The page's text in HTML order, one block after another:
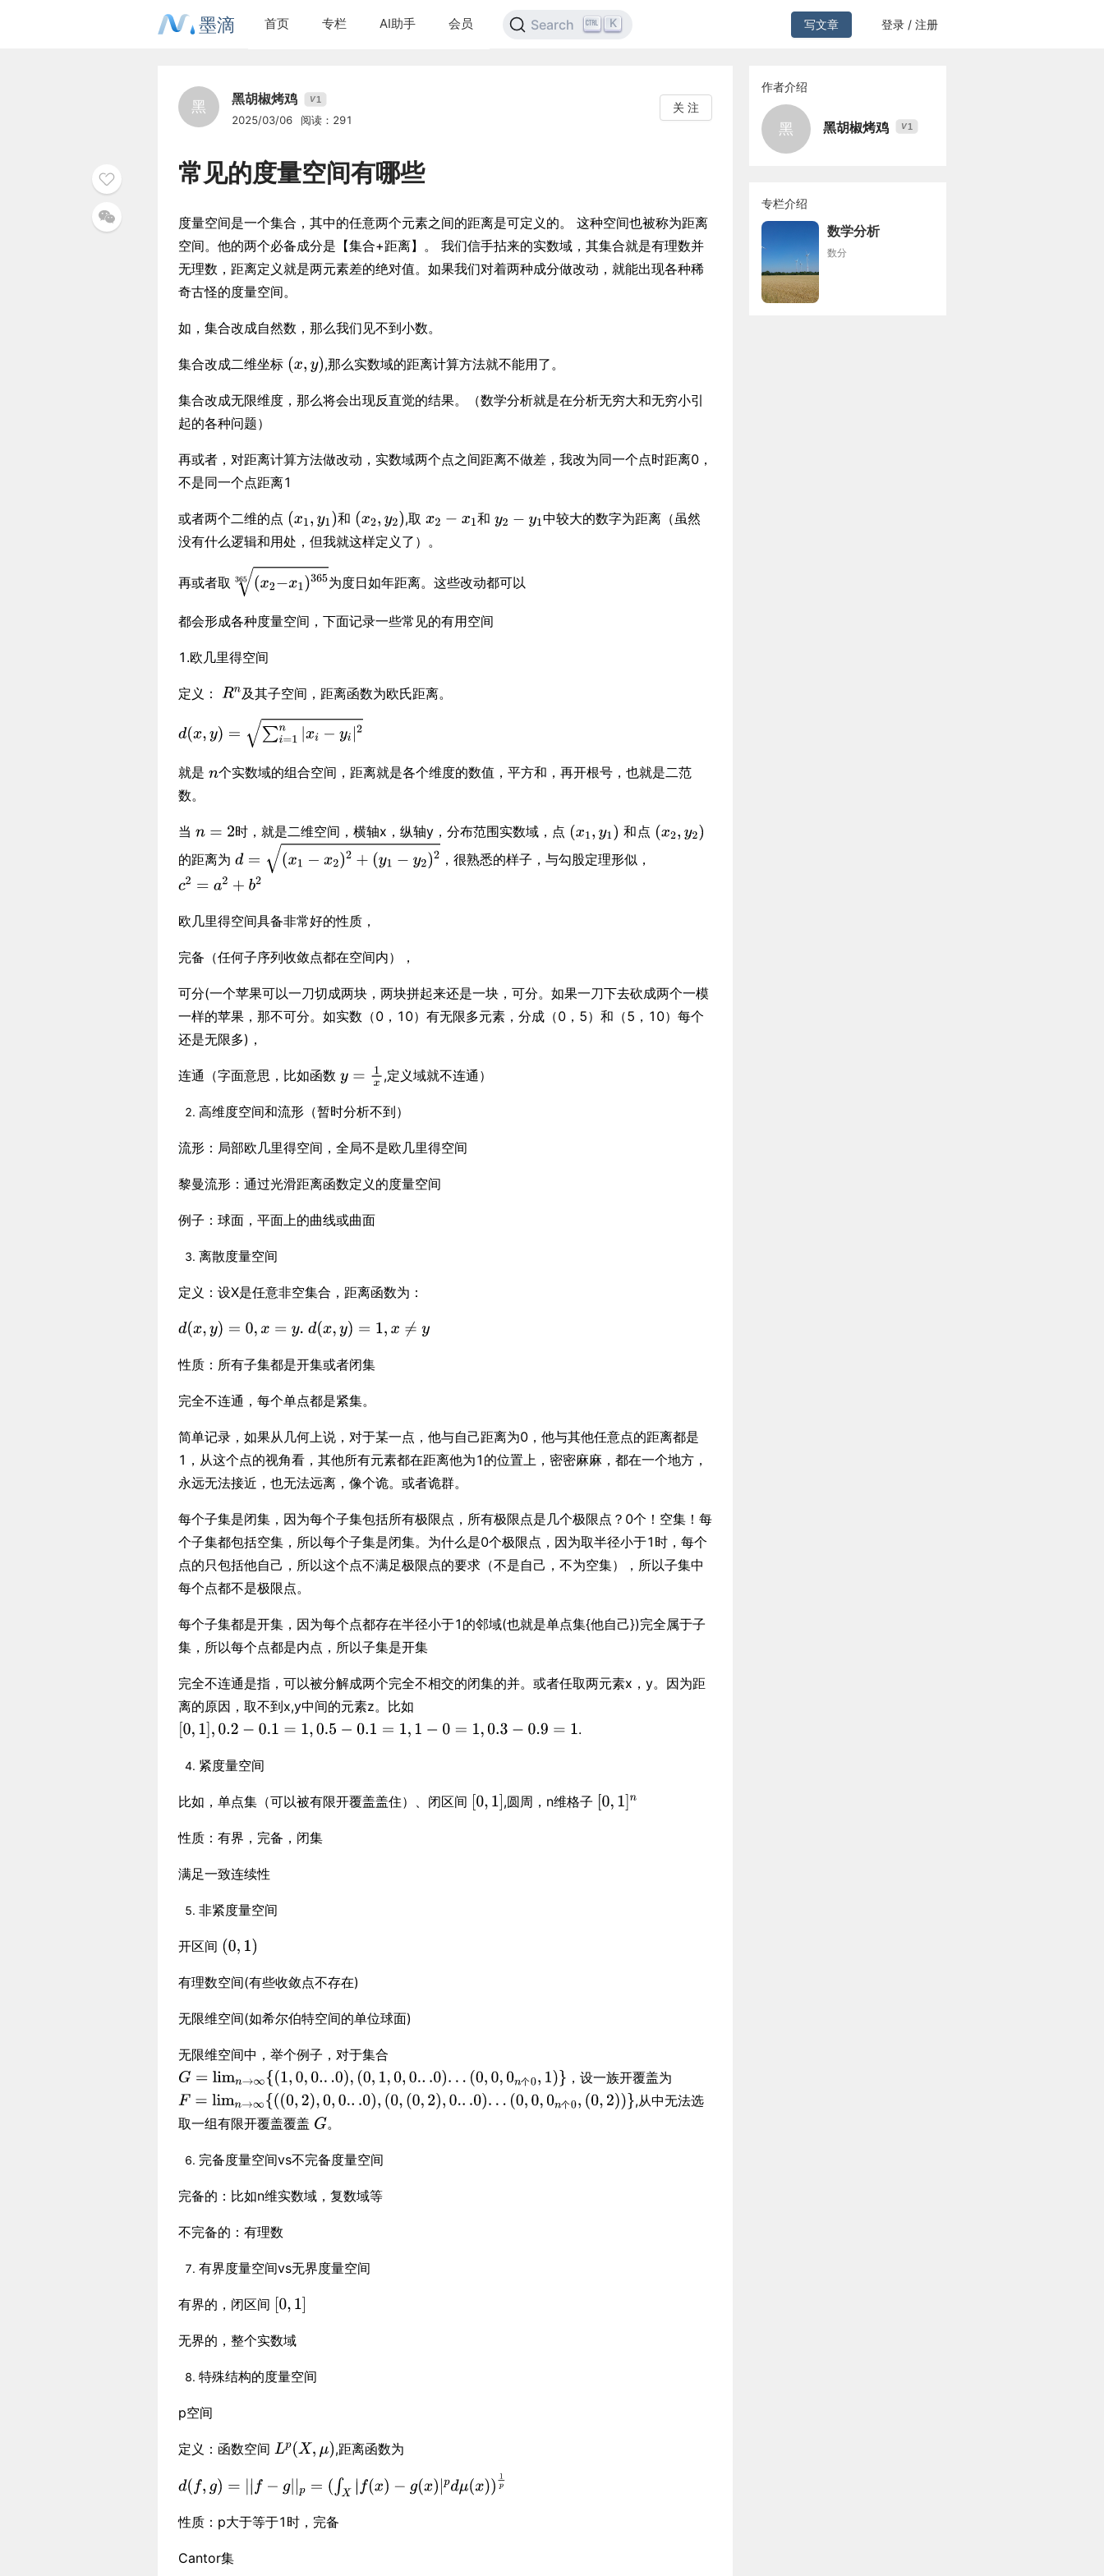
墨滴 首页 专栏 AI助手 会员 Search K 写文章 登录 / 注册
黑 黑胡椒烤鸡 V1
2025/03/06 阅读：291
关 注
常见的度量空间有哪些
度量空间是一个集合，其中的任意两个元素之间的距离是可定义的。 这种空间也被称为距离
空间。他的两个必备成分是【集合+距离】。 我们信手拈来的实数域，其集合就是有理数并
无理数，距离定义就是两元素差的绝对值。如果我们对着两种成分做改动，就能出现各种稀
奇古怪的度量空间。
如，集合改成自然数，那么我们见不到小数。
集合改成二维坐标 ,那么实数域的距离计算方法就不能用了。
集合改成无限维度，那么将会出现反直觉的结果。（数学分析就是在分析无穷大和无穷小引
起的各种问题）
再或者，对距离计算方法做改动，实数域两个点之间距离不做差，我改为同一个点时距离0，
不是同一个点距离1
或者两个二维的点 和 ,取 和
中较大的数字为距离（虽然
没有什么逻辑和用处，但我就这样定义了）。
再或者取 为度日如年距离。这些改动都可以
都会形成各种度量空间，下面记录一些常见的有用空间
1.欧几里得空间
定义： 及其子空间，距离函数为欧氏距离。
就是
个实数域的组合空间，距离就是各个维度的数值，平方和，再开根号，也就是二范
数。
当 时，就是二维空间，横轴x，纵轴y，分布范围实数域，点 和 点
的距离为 ，很熟悉的样子，与勾股定理形似，
欧几里得空间具备非常好的性质，
完备（任何子序列收敛点都在空间内），
可分(一个苹果可以一刀切成两块，两块拼起来还是一块，可分。如果一刀下去砍成两个一模
一样的苹果，那不可分。如实数（0，10）有无限多元素，分成（0，5）和（5，10）每个
还是无限多)，
连通（字面意思，比如函数 ,定义域就不连通）
高维度空间和流形（暂时分析不到）
流形：局部欧几里得空间，全局不是欧几里得空间
黎曼流形：通过光滑距离函数定义的度量空间
例子：球面，平面上的曲线或曲面
离散度量空间
定义：设X是任意非空集合，距离函数为：
性质：所有子集都是开集或者闭集
完全不连通，每个单点都是紧集。
简单记录，如果从几何上说，对于某一点，他与自己距离为0，他与其他任意点的距离都是
1，从这个点的视角看，其他所有元素都在距离他为1的位置上，密密麻麻，都在一个地方，
永远无法接近，也无法远离，像个诡。或者诡群。
每个子集是闭集，因为每个子集包括所有极限点，所有极限点是几个极限点？0个！空集！每
个子集都包括空集，所以每个子集是闭集。为什么是0个极限点，因为取半径小于1时，每个
点的只包括他自己，所以这个点不满足极限点的要求（不是自己，不为空集），所以子集中
每个点都不是极限点。
每个子集都是开集，因为每个点都存在半径小于1的邻域(也就是单点集{他自己})完全属于子
集，所以每个点都是内点，所以子集是开集
完全不连通是指，可以被分解成两个完全不相交的闭集的并。或者任取两元素x，y。因为距
离的原因，取不到x,y中间的元素z。比如
.
紧度量空间
比如，单点集（可以被有限开覆盖盖住）、闭区间 ,圆周，n维格子
性质：有界，完备，闭集
满足一致连续性
非紧度量空间
开区间
有理数空间(有些收敛点不存在)
无限维空间(如希尔伯特空间的单位球面)
无限维空间中，举个例子，对于集合
个 ，设一族开覆盖为
个
,从中无法选
取一组有限开覆盖覆盖
。
完备度量空间vs不完备度量空间
完备的：比如n维实数域，复数域等
不完备的：有理数
有界度量空间vs无界度量空间
有界的，闭区间
无界的，整个实数域
特殊结构的度量空间
p空间
定义：函数空间 ,距离函数为
性质：p大于等于1时，完备
Cantor集
作者介绍
黑 黑胡椒烤鸡 V1
专栏介绍
数学分析
数分